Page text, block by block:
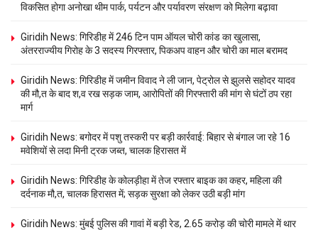
विकसित होगा अनोखा थीम पार्क, पर्यटन और पर्यावरण संरक्षण को मिलेगा बढ़ावा
Giridih News: गिरिडीह में 246 टिन पाम ऑयल चोरी कांड का खुलासा,
अंतरराज्यीय गिरोह के 3 सदस्य गिरफ्तार, पिकअप वाहन और चोरी का माल बरामद
Giridih News: गिरिडीह में जमीन विवाद ने ली जान, पेट्रोल से झुलसे सहोदर यादव
की मौ,त के बाद श,व रख सड़क जाम, आरोपितों की गिरफ्तारी की मांग से घंटों ठप रहा
मार्ग
Giridih News: बगोदर में पशु तस्करी पर बड़ी कार्रवाई: बिहार से बंगाल जा रहे 16
मवेशियों से लदा मिनी ट्रक जब्त, चालक हिरासत में
Giridih News: गिरिडीह के कोलड़ीहा में तेज रफ्तार बाइक का कहर, महिला की
दर्दनाक मौ,त, चालक हिरासत में; सड़क सुरक्षा को लेकर उठी बड़ी मांग
Giridih News: मुंबई पुलिस की गावां में बड़ी रेड, 2.65 करोड़ की चोरी मामले में थार